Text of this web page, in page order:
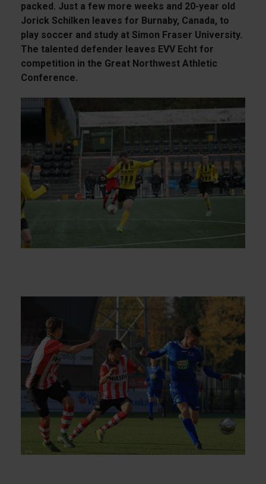
packed. Just a few more weeks and 20-year old
Jorick Schilken leaves for Burnaby, Canada, to
play soccer and study at Simon Fraser University.
The talented defender leaves EVV Echt for
competition in the Great Northwest Athletic
Conference.